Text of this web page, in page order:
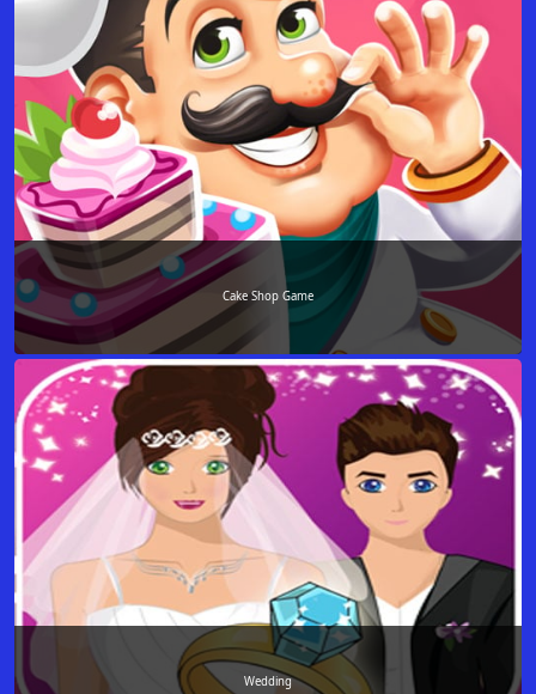
Cake Shop Game
Wedding